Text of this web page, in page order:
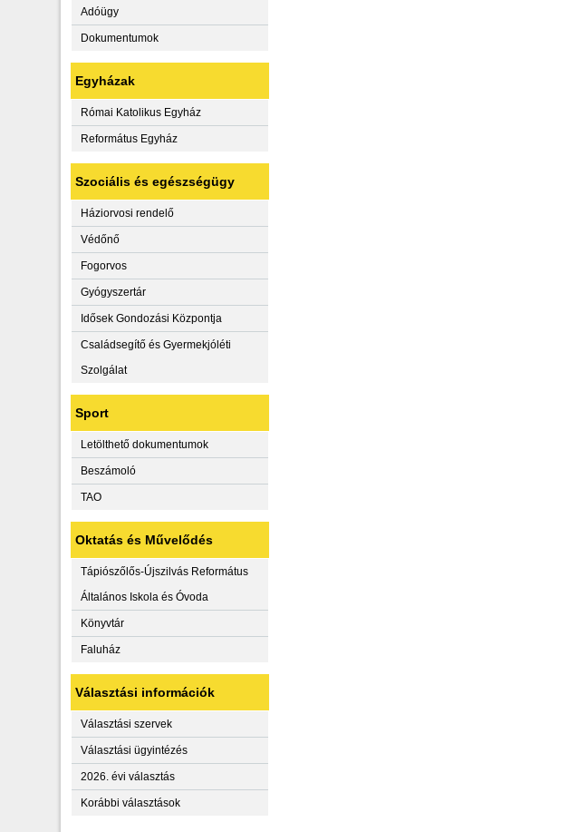
Adóügy
Dokumentumok
Egyházak
Római Katolikus Egyház
Református Egyház
Szociális és egészségügy
Háziorvosi rendelő
Védőnő
Fogorvos
Gyógyszertár
Idősek Gondozási Központja
Családsegítő és Gyermekjóléti
Szolgálat
Sport
Letölthető dokumentumok
Beszámoló
TAO
Oktatás és Művelődés
Tápiószőlős-Újszilvás Református
Általános Iskola és Óvoda
Könyvtár
Faluház
Választási információk
Választási szervek
Választási ügyintézés
2026. évi választás
Korábbi választások